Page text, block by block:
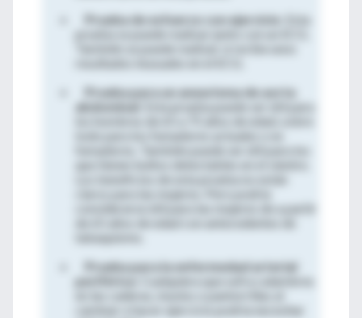
Prueba de esfuerzo con ejercicio : Esta
prueba se puede realizar junto con un ECG.
Prueba para un aneurisma de aorta
abdominal
: Esta prueba puede ser útil para
fumadores. También puede ser útil para los
considerarse útil para las mujeres de a partir
Prueba para la enfermedad arterial
periférica
: Cualquiera que sufra calambres
caminar o hacer ejercicio podría necesitar